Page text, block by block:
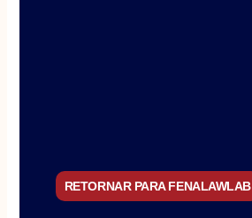
RETORNAR PARA FENALAWLAB